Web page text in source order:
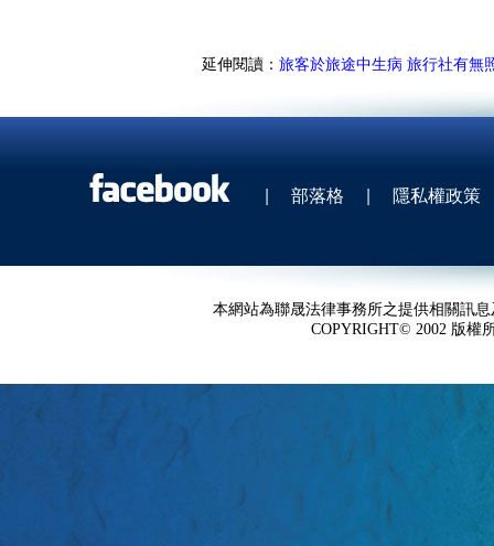
延伸閱讀： 旅客於旅途中生病 旅行社有無
| 部落格 | 隱私權政策
本網站為聯晟法律事務所之提供相關訊
COPYRIGHT© 2002 版權